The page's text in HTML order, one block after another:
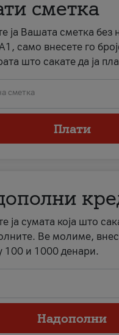
сметка
ја Вашата сметка без
само внесете го
што сакате да ја
сметка
Плати
ја сумата која што
Ве молиме,
100 и 1000 денари.
Надополни